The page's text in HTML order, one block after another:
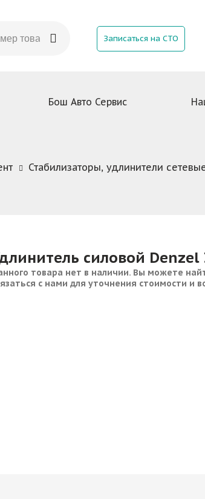
Записаться на СТО
Бош Авто Сервис
Стабилизаторы, удлинители
силовой Denzel
товара нет в наличии. Вы можете
с нами для уточнения стоимости и